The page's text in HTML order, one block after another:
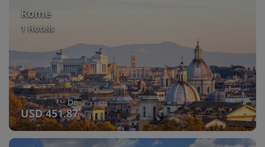
Rome
1 Hotels
De
USD 451.87